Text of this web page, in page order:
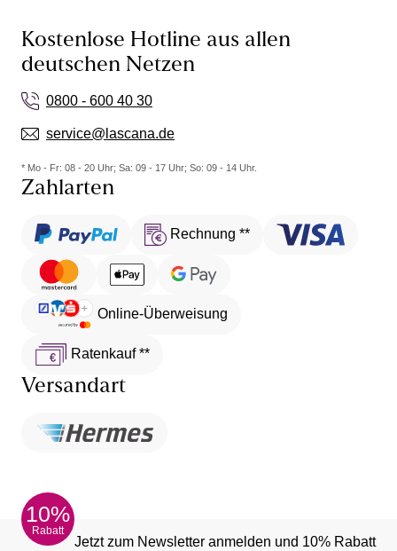
Kostenlose Hotline aus allen
deutschen Netzen
0800 - 600 40 30
service@lascana.de
* Mo - Fr: 08 - 20 Uhr; Sa: 09 - 17 Uhr; So: 09 - 14 Uhr.
Zahlarten
Rechnung **
Online-Überweisung
Ratenkauf **
Versandart
10%
Rabatt
Jetzt zum Newsletter anmelden und 10% Rabatt